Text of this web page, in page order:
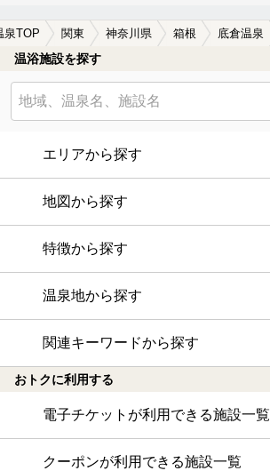
泉TOP 関東 神奈川県 箱根 底倉温泉
温浴施設を探す
エリアから探す
地図から探す
特徴から探す
温泉地から探す
関連キーワードから探す
おトクに利用する
電子チケットが利用できる施設一覧
クーポンが利用できる施設一覧